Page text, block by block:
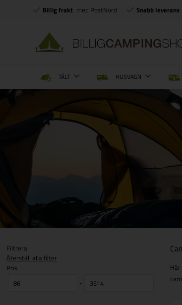
Billig frakt med PostNord Snabb leverans
TÄLT HUSVAGN
Filtrera
Återställ alla filter
Pris
-